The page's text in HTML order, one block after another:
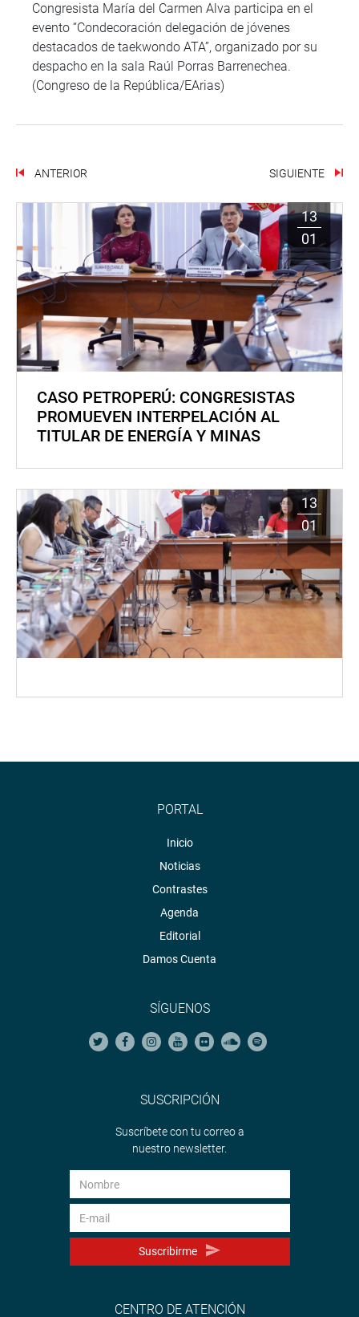
Congresista María del Carmen Alva participa en el
evento “Condecoración delegación de jóvenes
destacados de taekwondo ATA”, organizado por su
despacho en la sala Raúl Porras Barrenechea.
(Congreso de la República/EArias)
ANTERIOR SIGUIENTE
13
01
CASO PETROPERÚ: CONGRESISTAS
PROMUEVEN INTERPELACIÓN AL
TITULAR DE ENERGÍA Y MINAS
13
01
PORTAL
Inicio
Noticias
Contrastes
Agenda
Editorial
Damos Cuenta
SÍGUENOS
SUSCRIPCIÓN
Suscríbete con tu correo a
nuestro newsletter.
Suscribirme
CENTRO DE ATENCIÓN